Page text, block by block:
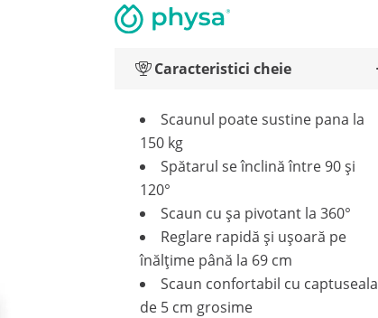
Caracteristici cheie
Scaunul poate sustine pana la
150 kg
Spătarul se înclină între 90 și
120°
Scaun cu șa pivotant la 360°
Reglare rapidă și ușoară pe
înălțime până la 69 cm
Scaun confortabil cu captuseala
de 5 cm grosime